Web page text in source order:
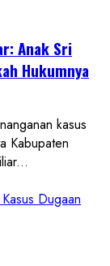
Anak Sri
Hukumnya
kasus
Kabupaten
Dugaan